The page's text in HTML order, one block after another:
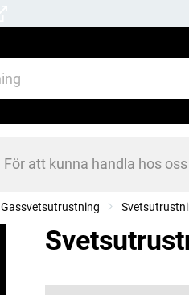
För att kunna handla hos
Gassvetsutrustning